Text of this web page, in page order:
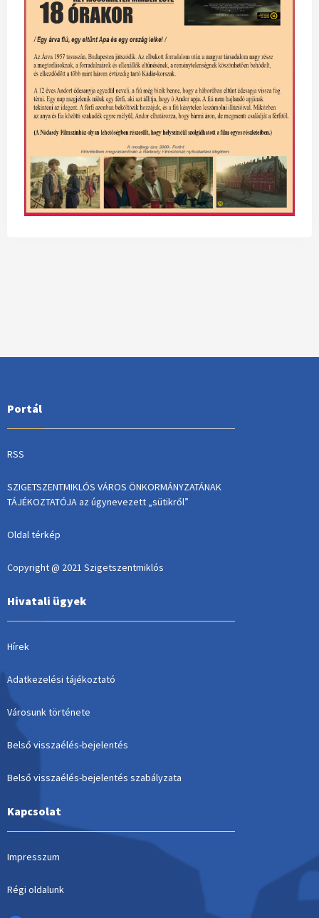
Portál
RSS
SZIGETSZENTMIKLÓS VÁROS ÖNKORMÁNYZATÁNAK
TÁJÉKOZTATÓJA az úgynevezett „sütikről”
Oldal térkép
Copyright @ 2021 Szigetszentmiklós
Hivatali ügyek
Hírek
Adatkezelési tájékoztató
Városunk története
Belső visszaélés-bejelentés
Belső visszaélés-bejelentés szabályzata
Kapcsolat
Impresszum
Régi oldalunk